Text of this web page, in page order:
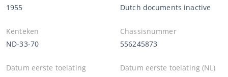
1955
Dutch documents inactive
Kenteken
ND-33-70
Chassisnummer
556245873
Datum eerste toelating
Datum eerste toelating (NL)